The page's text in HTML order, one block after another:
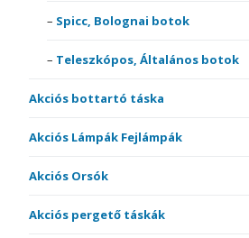
Spicc, Bolognai botok
Teleszkópos, Általános botok
Akciós bottartó táska
Akciós Lámpák Fejlámpák
Akciós Orsók
Akciós pergető táskák